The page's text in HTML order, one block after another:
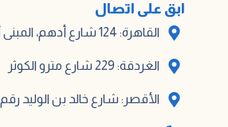
ابق على اتصال
القاهرة: 124 شارع أدهم، المبنى أ
الغردقة: 229 شارع مترو الكوثر
الأقصر: شارع خالد بن الوليد رقم 60